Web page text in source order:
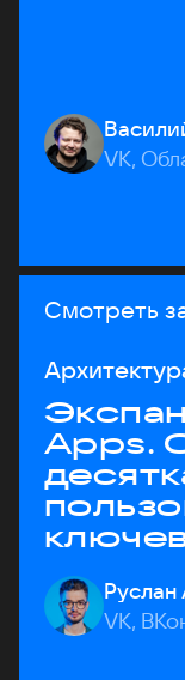
VK,
Смотреть
Apps.
Руслан
VK,